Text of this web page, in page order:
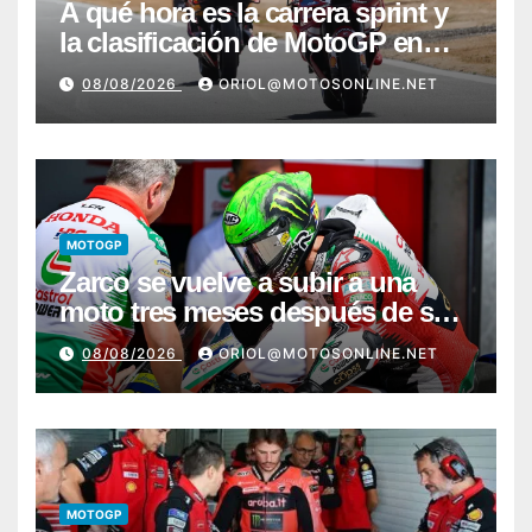
A qué hora es la carrera sprint y
la clasificación de MotoGP en
Silverstone
08/08/2026 ORIOL@MOTOSONLINE.NET
MOTOGP
Zarco se vuelve a subir a una
moto tres meses después de su
grave lesión
08/08/2026 ORIOL@MOTOSONLINE.NET
MOTOGP